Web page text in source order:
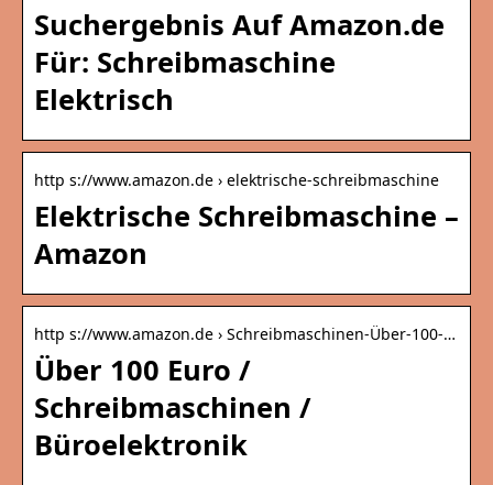
Suchergebnis Auf Amazon.de
Für: Schreibmaschine
Elektrisch
http s://www.amazon.de › elektrische-schreibmaschine
Elektrische Schreibmaschine –
Amazon
http s://www.amazon.de › Schreibmaschinen-Über-100-…
Über 100 Euro /
Schreibmaschinen /
Büroelektronik